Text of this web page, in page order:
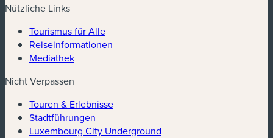
Nützliche Links
Tourismus für Alle
Reiseinformationen
Mediathek
Nicht Verpassen
Touren & Erlebnisse
Stadtführungen
Luxembourg City Underground